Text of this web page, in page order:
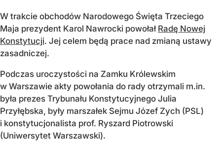
W trakcie obchodów Narodowego Święta Trzeciego
Maja prezydent Karol Nawrocki powołał Radę Nowej
Konstytucji. Jej celem będą prace nad zmianą ustawy
zasadniczej.
Podczas uroczystości na Zamku Królewskim
w Warszawie akty powołania do rady otrzymali m.in.
była prezes Trybunału Konstytucyjnego Julia
Przyłębska, były marszałek Sejmu Józef Zych (PSL)
i konstytucjonalista prof. Ryszard Piotrowski
(Uniwersytet Warszawski).